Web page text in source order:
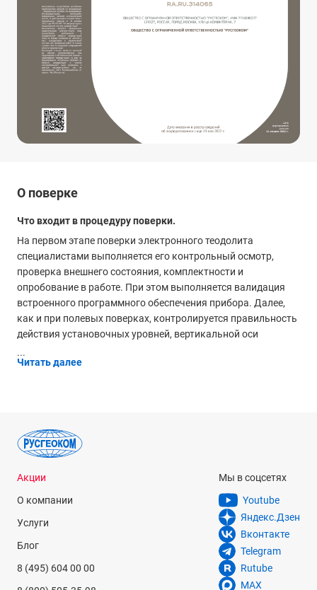
О поверке
Что входит в процедуру поверки.
На первом этапе поверки электронного теодолита
специалистами выполняется его контрольный осмотр,
проверка внешнего состояния, комплектности и
опробование в работе. При этом выполняется валидация
встроенного программного обеспечения прибора. Далее,
как и при полевых поверках, контролируется правильность
действия установочных уровней, вертикальной оси
...
Читать далее
Акции
О компании
Услуги
Блог
8 (495) 604 00 00
Мы в соцсетях
Youtube
Яндекс.Дзен
Вконтакте
Telegram
Rutube
MAX